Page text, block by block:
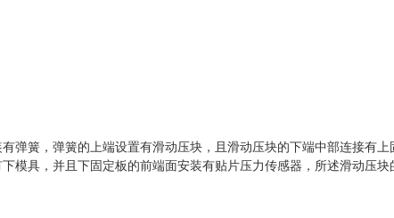
弹簧， 弹簧的上端设置有滑动压块，且滑动压块的下端中部连接有上
模具，并且下固定板的前端面安装有贴片压力传感器，所述滑动压块